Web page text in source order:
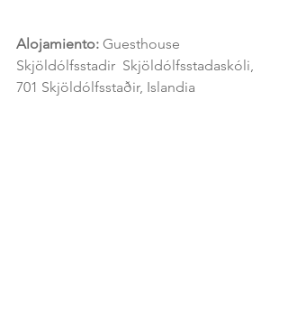
Alojamiento: Guesthouse
Skjöldólfsstadir  Skjöldólfsstadaskóli,
701 Skjöldólfsstaðir, Islandia